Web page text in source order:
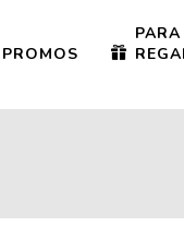
PROMOS
PARA